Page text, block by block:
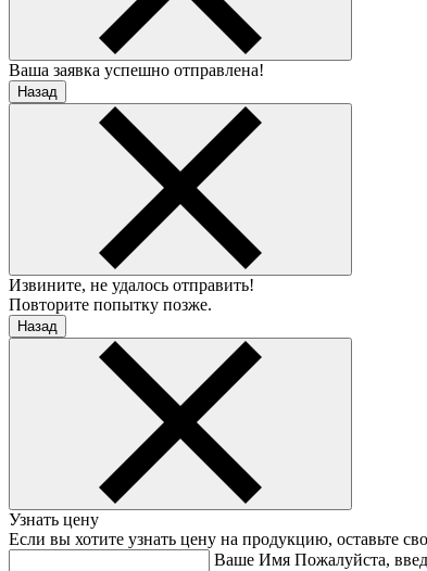
Ваша заявка успешно отправлена!
Назад
Извините, не удалось отправить!
Повторите попытку позже.
Назад
Узнать цену
Если вы хотите узнать цену на продукцию, оставьте
Ваше Имя Пожалуйста,